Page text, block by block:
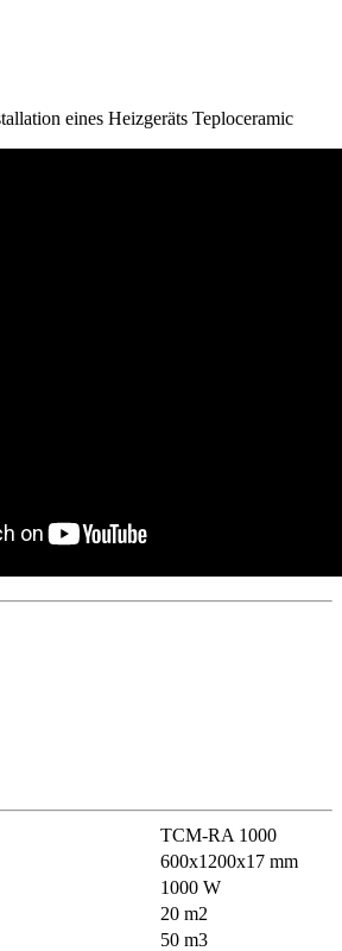
eines Heizgeräts Teploceramic
ТСМ-RA 1000
600х1200х17 mm
1000 W
20 m2
50 m3